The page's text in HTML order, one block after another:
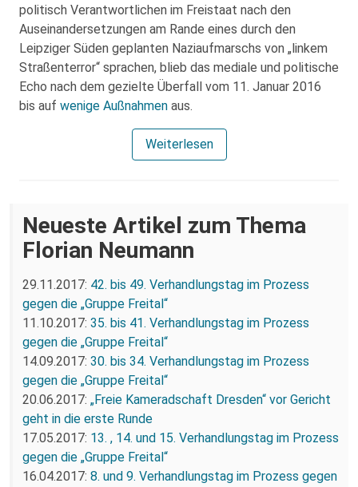
politisch Verantwortlichen im Freistaat nach den
Auseinandersetzungen am Rande eines durch den
Leipziger Süden geplanten Naziaufmarschs von „linkem
Straßenterror“ sprachen, blieb das mediale und politische
Echo nach dem gezielte Überfall vom 11. Januar 2016
bis auf wenige Außnahmen aus.
Weiterlesen
Neueste Artikel zum Thema
Florian Neumann
29.11.2017: 42. bis 49. Verhandlungstag im Prozess
gegen die „Gruppe Freital“
11.10.2017: 35. bis 41. Verhandlungstag im Prozess
gegen die „Gruppe Freital“
14.09.2017: 30. bis 34. Verhandlungstag im Prozess
gegen die „Gruppe Freital“
20.06.2017: „Freie Kameradschaft Dresden“ vor Gericht
geht in die erste Runde
17.05.2017: 13. , 14. und 15. Verhandlungstag im Prozess
gegen die „Gruppe Freital“
16.04.2017: 8. und 9. Verhandlungstag im Prozess gegen